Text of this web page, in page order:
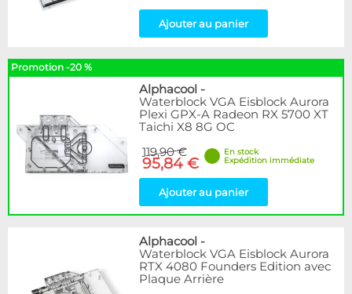
Ajouter au panier
Promotion -20 %
Alphacool -
Waterblock VGA Eisblock Aurora
Plexi GPX-A Radeon RX 5700 XT
Taichi X8 8G OC
119,90 €
95,84 €
En stock
Expédition immédiate
Ajouter au panier
Alphacool -
Waterblock VGA Eisblock Aurora
RTX 4080 Founders Edition avec
Plaque Arrière